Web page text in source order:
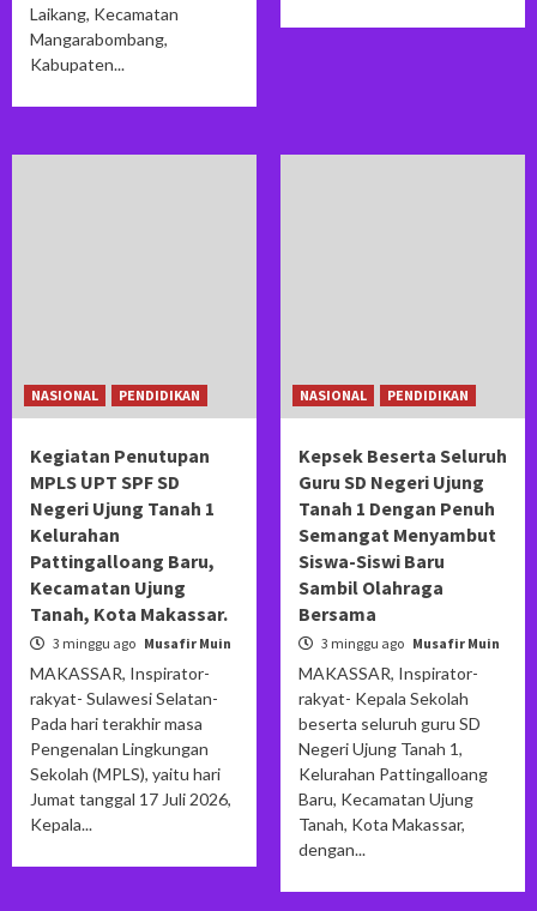
Laikang, Kecamatan
Mangarabombang,
Kabupaten...
NASIONAL PENDIDIKAN
Kegiatan Penutupan
MPLS UPT SPF SD
Negeri Ujung Tanah 1
Kelurahan
Pattingalloang Baru,
Kecamatan Ujung
Tanah, Kota Makassar.
3 minggu ago Musafir Muin
MAKASSAR, Inspirator-
rakyat- Sulawesi Selatan-
Pada hari terakhir masa
Pengenalan Lingkungan
Sekolah (MPLS), yaitu hari
Jumat tanggal 17 Juli 2026,
Kepala...
NASIONAL PENDIDIKAN
Kepsek Beserta Seluruh
Guru SD Negeri Ujung
Tanah 1 Dengan Penuh
Semangat Menyambut
Siswa-Siswi Baru
Sambil Olahraga
Bersama
3 minggu ago Musafir Muin
MAKASSAR, Inspirator-
rakyat- Kepala Sekolah
beserta seluruh guru SD
Negeri Ujung Tanah 1,
Kelurahan Pattingalloang
Baru, Kecamatan Ujung
Tanah, Kota Makassar,
dengan...